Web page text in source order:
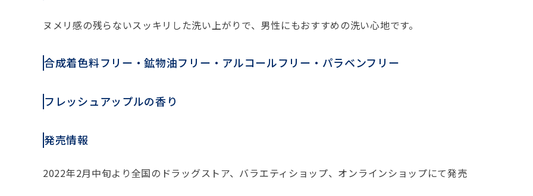
ヌメリ感の残らないスッキリした洗い上がりで、男性にもおすすめの洗い心地です。
合成着色料フリー・鉱物油フリー・アルコールフリー・パラベンフリー
フレッシュアップルの香り
発売情報
2022年2月中旬より全国のドラッグストア、バラエティショップ、オンラインショップにて発売